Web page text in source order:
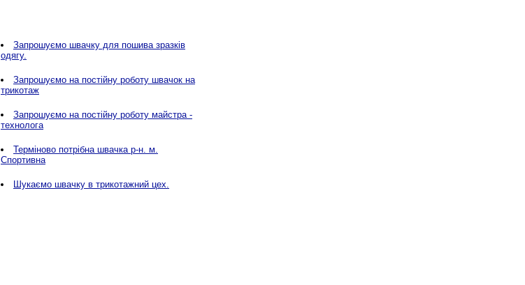
Запрошуємо швачку для пошива зразків
одягу.
Запрошуємо на постійну роботу швачок на
трикотаж
Запрошуємо на постійну роботу майстра -
технолога
Терміново потрібна швачка р-н. м.
Спортивна
Шукаємо швачку в трикотажний цех.